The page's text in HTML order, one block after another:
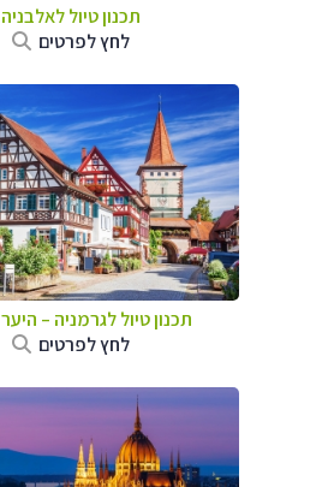
תכנון טיול לאלבניה
לחץ לפרטים
תכנון טיול לגרמניה –
לחץ לפרטים